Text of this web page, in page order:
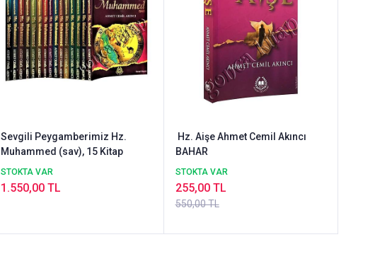
Sevgili Peygamberimiz Hz.
Muhammed (sav), 15 Kitap
STOKTA VAR
1.550,00 TL
Hz. Aişe Ahmet Cemil Akıncı
BAHAR
STOKTA VAR
550,00 TL
255,00 TL